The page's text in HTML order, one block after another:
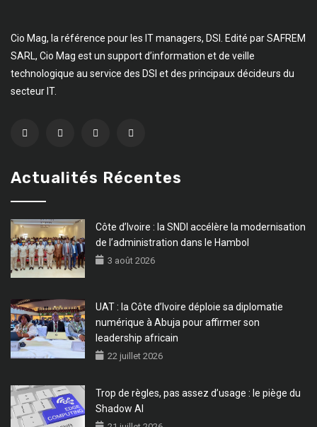
Cio Mag, la référence pour les IT managers, DSI. Edité par SAFREM
SARL, Cio Mag est un support d’information et de veille
technologique au service des DSI et des principaux décideurs du
secteur IT.
Actualités Récentes
Côte d’Ivoire : la SNDI accélère la modernisation
de l’administration dans le Hambol
3 août 2026
UAT : la Côte d’Ivoire déploie sa diplomatie
numérique à Abuja pour affirmer son
leadership africain
22 juillet 2026
Trop de règles, pas assez d’usage : le piège du
Shadow AI